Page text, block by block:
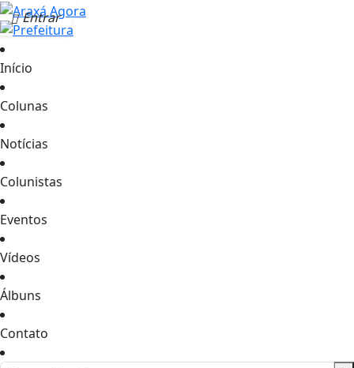
Entrar
Início
Colunas
Notícias
Colunistas
Eventos
Vídeos
Álbuns
Contato